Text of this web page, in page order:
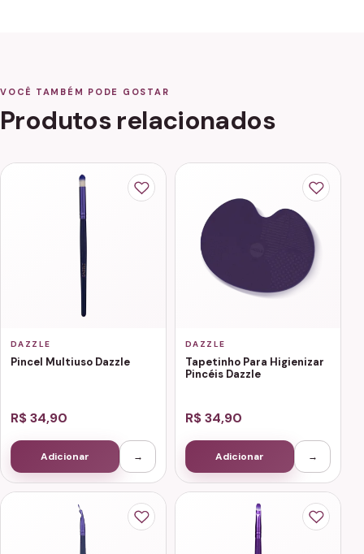
VOCÊ TAMBÉM PODE GOSTAR
Produtos relacionados
DAZZLE
Pincel Multiuso Dazzle
R$ 34,90
Adicionar →
DAZZLE
Tapetinho Para Higienizar
Pincéis Dazzle
R$ 34,90
Adicionar →